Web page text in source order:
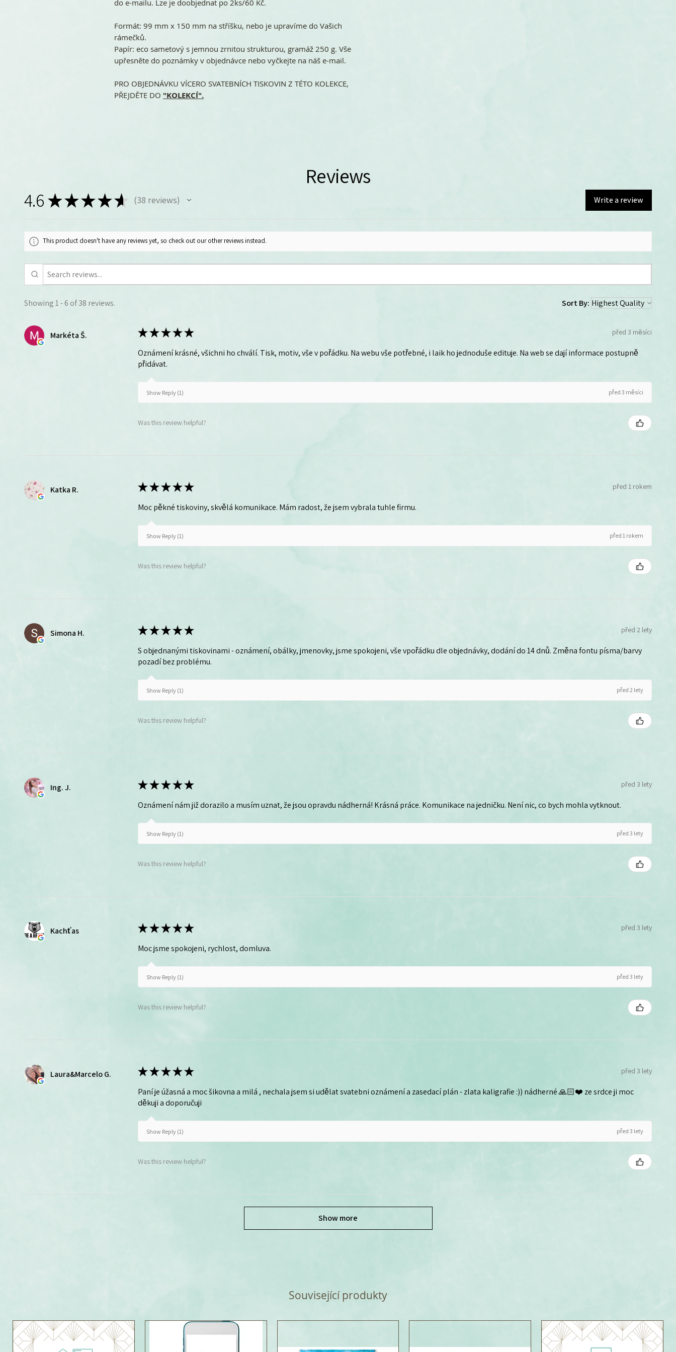
do e-mailu. Lze je doobjednat po 2ks/60 Kč.
Formát: 99 mm x 150 mm na stříšku, nebo je upravíme do Vašich
rámečků.
Papír: eco sametový s jemnou zrnitou strukturou, gramáž 250 g. Vše
upřesněte do poznámky v objednávce nebo vyčkejte na náš e-mail.
PRO OBJEDNÁVKU VÍCERO SVATEBNÍCH TISKOVIN Z TÉTO KOLEKCE,
PŘEJDĚTE DO "KOLEKCÍ".
Reviews
4.6 ★★★★★ 38 reviews
38 Write a review
This product doesn't have any reviews yet, so check out our other reviews instead.
Showing 1 - 6 of 38 reviews. Sort By:
Markéta Š. ★★★★★ před 3 měsíci
Oznámení krásné, všichni ho chválí. Tisk, motiv, vše v pořádku. Na webu vše potřebné, i laik ho jednoduše edituje. Na web se dají informace postupně
přidávat.
Show Reply (1) před 3 měsíci
Was this review helpful?
Katka R. ★★★★★ před 1 rokem
Moc pěkné tiskoviny, skvělá komunikace. Mám radost, že jsem vybrala tuhle firmu.
Show Reply (1) před 1 rokem
Was this review helpful?
Simona H. ★★★★★ před 2 lety
S objednanými tiskovinami - oznámení, obálky, jmenovky, jsme spokojeni, vše vpořádku dle objednávky, dodání do 14 dnů. Změna fontu písma/barvy
pozadí bez problému.
Show Reply (1) před 2 lety
Was this review helpful?
Ing. J. ★★★★★ před 3 lety
Oznámení nám již dorazilo a musím uznat, že jsou opravdu nádherná! Krásná práce. Komunikace na jedničku. Není nic, co bych mohla vytknout.
Show Reply (1) před 3 lety
Was this review helpful?
Kachťas ★★★★★ před 3 lety
Moc jsme spokojeni, rychlost, domluva.
Show Reply (1) před 3 lety
Was this review helpful?
Laura&Marcelo G. ★★★★★ před 3 lety
Paní je úžasná a moc šikovna a milá , nechala jsem si udělat svatebni oznámení a zasedací plán - zlata kaligrafie :)) nádherné 🙏🏻❤️ ze srdce ji moc
děkuji a doporučuji
Show Reply (1) před 3 lety
Was this review helpful?
Show more
Související produkty